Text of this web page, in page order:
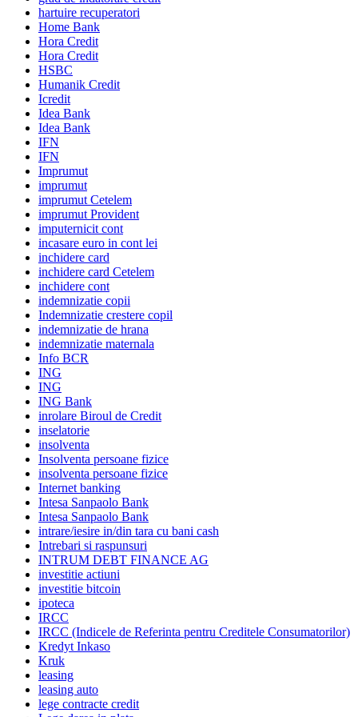
hartuire recuperatori
Home Bank
Hora Credit
Hora Credit
HSBC
Humanik Credit
Icredit
Idea Bank
Idea Bank
IFN
IFN
Imprumut
imprumut
imprumut Cetelem
imprumut Provident
imputernicit cont
incasare euro in cont lei
inchidere card
inchidere card Cetelem
inchidere cont
indemnizatie copii
Indemnizatie crestere copil
indemnizatie de hrana
indemnizatie maternala
Info BCR
ING
ING
ING Bank
inrolare Biroul de Credit
inselatorie
insolventa
Insolventa persoane fizice
insolventa persoane fizice
Internet banking
Intesa Sanpaolo Bank
Intesa Sanpaolo Bank
intrare/iesire in/din tara cu bani cash
Intrebari si raspunsuri
INTRUM DEBT FINANCE AG
investitie actiuni
investitie bitcoin
ipoteca
IRCC
IRCC (Indicele de Referinta pentru Creditele Consumatorilor)
Kredyt Inkaso
Kruk
leasing
leasing auto
lege contracte credit